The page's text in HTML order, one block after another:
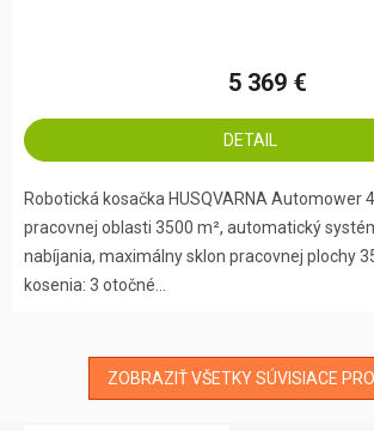
5 369 €
DETAIL
Robotická kosačka HUSQVARNA Automower
pracovnej oblasti 3500 m², automatický
nabíjania, maximálny sklon pracovnej plochy
kosenia: 3 otočné...
ZOBRAZIŤ VŠETKY SÚVISIACE